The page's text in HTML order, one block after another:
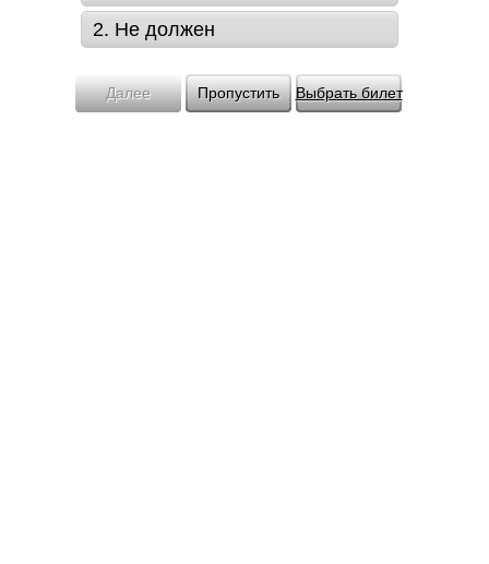
2. Не должен
Далее Пропустить Выбрать билет